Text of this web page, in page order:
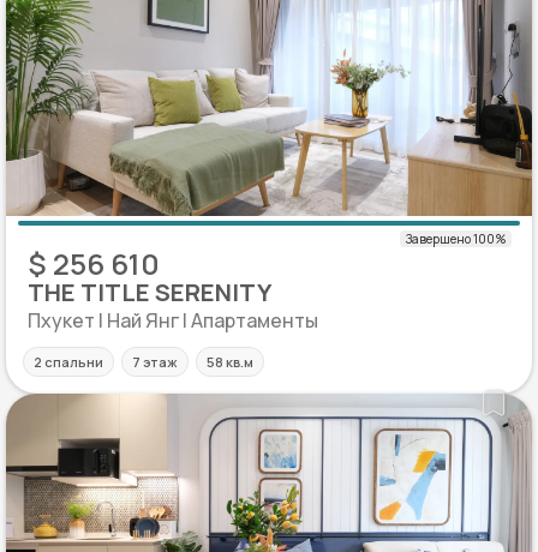
$ 256 610
THE TITLE SERENITY
Пхукет | Най Янг | Апартаменты
2 спальни 7 этаж 58 кв.м